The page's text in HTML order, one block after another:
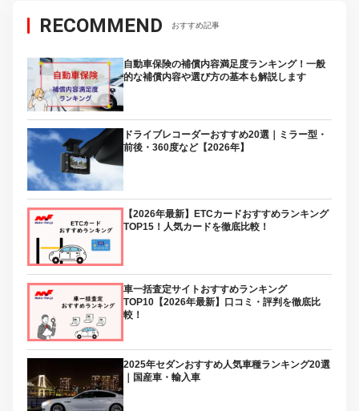
RECOMMEND おすすめ記事
自動車保険の補償内容満足度ランキング！一般
的な補償内容や選び方の基本も解説します
ドライブレコーダーおすすめ20選｜ミラー型・
前後・360度など【2026年】
【2026年最新】ETCカードおすすめランキング
TOP15！人気カードを徹底比較！
車一括査定サイトおすすめランキング
TOP10【2026年最新】口コミ・評判を徹底比
較！
2025年セダンおすすめ人気車種ランキング20選
｜国産車・輸入車